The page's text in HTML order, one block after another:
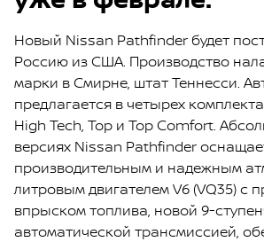
Новый Nissan Pathfinder будет
Россию из США. Производство
марки в Смирне, штат Теннесси.
предлагается в четырех
High Tech, Top и Top Comfort.
версиях Nissan Pathfinder
производительным и надежным
литровым двигателем V6 (VQ35) с
впрыском топлива, новой 9-
автоматической трансмиссией,